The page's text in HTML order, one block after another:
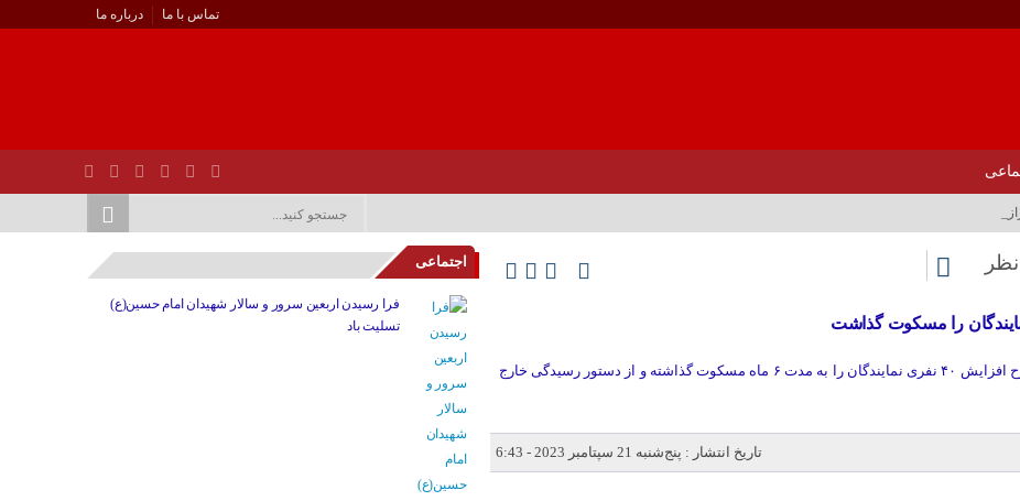
تماس با ما درباره ما
را مسکوت گذاشت
کوش نیوز/نمایندگان مجلس طرح افزایش ۴۰ نفری نمایندگان را به مدت ۶ ماه مسکوت گذاشته و از دستور رسیدگی خارج
تاریخ انتشار : پنج‌شنبه 21 سپتامبر 2023 - 6:43
اجتماعی
فرا رسیدن اربعین سرور و سالار شهیدان امام حسین(ع)
تسلیت باد